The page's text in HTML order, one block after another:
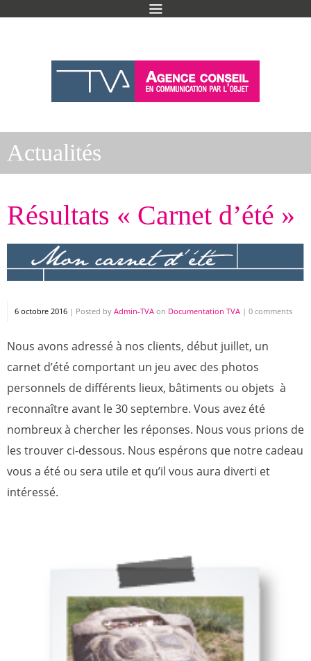
Actualités
Résultats « Carnet d’été »
6 octobre 2016 | Posted by Admin-TVA on Documentation TVA | 0 comments
Nous avons adressé à nos clients, début juillet, un
carnet d’été comportant un jeu avec des photos
personnels de différents lieux, bâtiments ou objets à
reconnaître avant le 30 septembre. Vous avez été
nombreux à chercher les réponses. Nous vous prions de
les trouver ci-dessous. Nous espérons que notre cadeau
vous a été ou sera utile et qu’il vous aura diverti et
intéressé.